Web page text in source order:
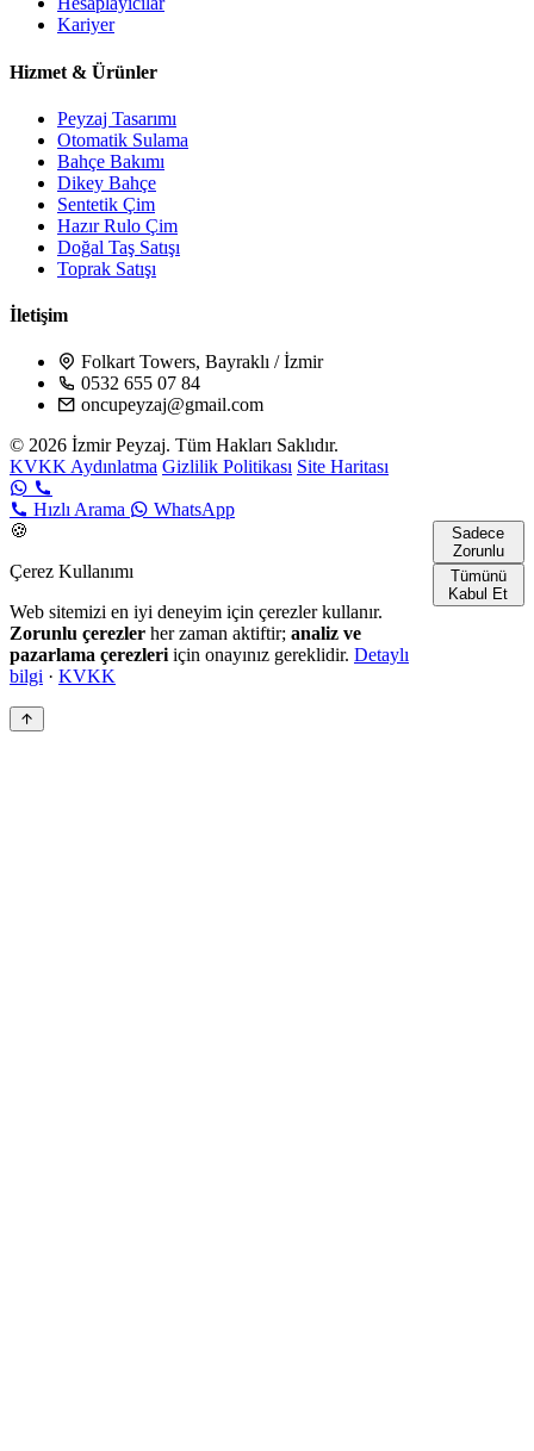
Kariyer
Hizmet & Ürünler
Peyzaj Tasarımı
Otomatik Sulama
Bahçe Bakımı
Dikey Bahçe
Sentetik Çim
Hazır Rulo Çim
Doğal Taş Satışı
Toprak Satışı
İletişim
Folkart Towers, Bayraklı / İzmir
0532 655 07 84
oncupeyzaj@gmail.com
© 2026 İzmir Peyzaj. Tüm Hakları Saklıdır.
KVKK Aydınlatma Gizlilik Politikası Site Haritası
Hızlı Arama
WhatsApp
🍪
Çerez Kullanımı
Web sitemizi en iyi deneyim için çerezler kullanır.
Zorunlu çerezler her zaman aktiftir; analiz ve
pazarlama çerezleriiçin onayınız gereklidir. Detaylı
bilgi · KVKK
Sadece
Zorunlu
Tümünü
Kabul Et